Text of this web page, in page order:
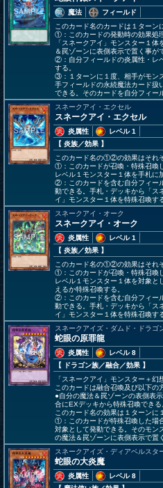
魔法
フィールド
このカード名のカードは１ターン
①：このカードの発動時の効果処
「スネークアイ」モンスター１
＆罠ゾーンに表側表示で置く事が
②：自分フィールドの炎属性・レ
する。
③：１ターンに１度、相手がモン
手フィールドの永続魔法カード扱
できる。そのカードを自分フィー
スネークアイ・エクセル
スネークアイ・エクセル
炎属性
レベル 1
【 炎族／効果 】
このカード名の①②の効果はそれ
①：このカードが召喚・特殊召喚
レベル１モンスター１体を手札に
②：このカードを含む自分フィー
動できる。手札・デッキから「ス
イ」モンスター１体を特殊召喚す
スネークアイ・オーク
スネークアイ・オーク
炎属性
レベル 1
【 炎族／効果 】
このカード名の①②の効果はそれ
①：このカードが召喚・特殊召喚
レベル１モンスター１体を対象と
えるか特殊召喚する。
②：このカードを含む自分フィー
動できる。手札・デッキから「ス
イ」モンスター１体を特殊召喚す
スネークアイズ・ダムド・ドラゴ
蛇眼の原罪龍
炎属性
レベル 8
【 ドラゴン族／融合／効果 】
「スネークアイ」モンスター＋幻
このカードは融合召喚及び以下の
●自分の魔法＆罠ゾーンの表側表
合にEXデッキから特殊召喚できる
このカード名の効果は１ターンに
①：このカードが特殊召喚した場
対象として発動できる。そのモン
の魔法＆罠ゾーンに表側表示で置
スネークアイズ・ディアベルスタ
蛇眼の大炎魔
炎属性
レベル 8